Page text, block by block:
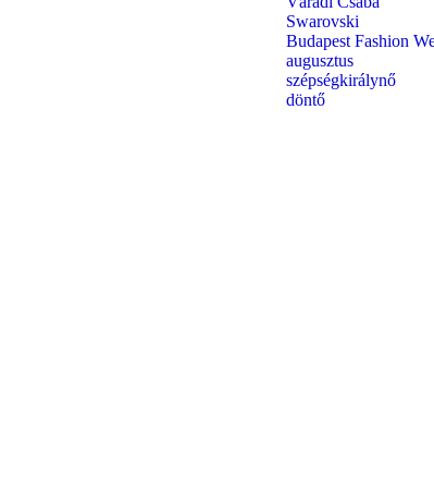
Swarovski
Budapest Fashion
augusztus
szépségkirálynő
döntő